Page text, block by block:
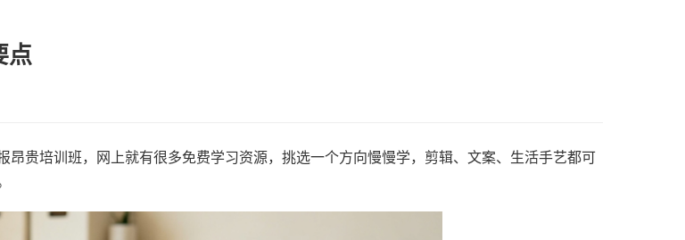
点
贵培训班，网上就有很多免费学习资源，挑选一个方向慢慢学，剪辑、文案、生活手艺都可